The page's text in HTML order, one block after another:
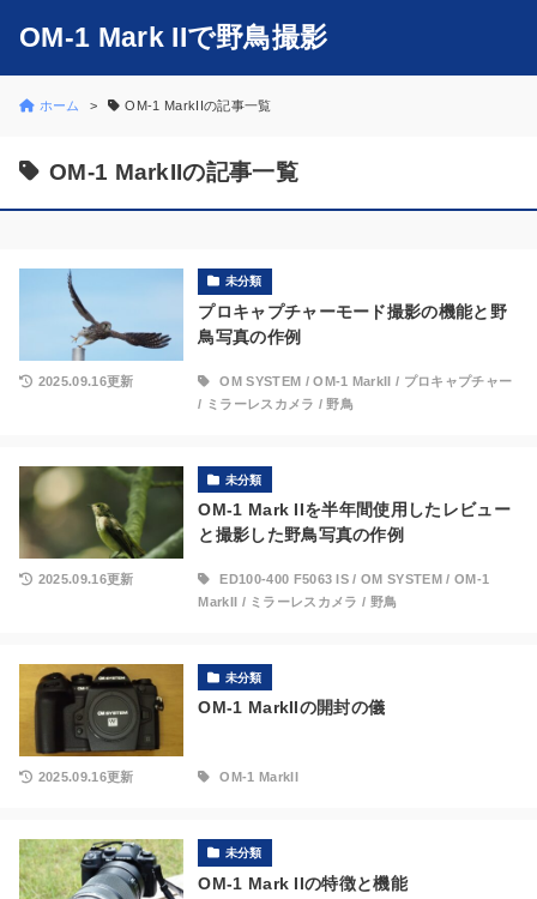
OM-1 Mark IIで野鳥撮影
ホーム OM-1 MarkIIの記事一覧
OM-1 MarkIIの記事一覧
未分類
プロキャプチャーモード撮影の機能と野
鳥写真の作例
2025.09.16更新 OM SYSTEM /OM-1 MarkII / プロキャプチャー
/ ミラーレスカメラ /野鳥
未分類
OM-1 Mark IIを半年間使用したレビュー
と撮影した野鳥写真の作例
2025.09.16更新 ED100-400 F5063 IS /OM SYSTEM / OM-1
MarkII
/ ミラーレスカメラ / 野鳥
未分類
OM-1 MarkIIの開封の儀
2025.09.16更新 OM-1 MarkII
未分類
OM-1 Mark IIの特徴と機能